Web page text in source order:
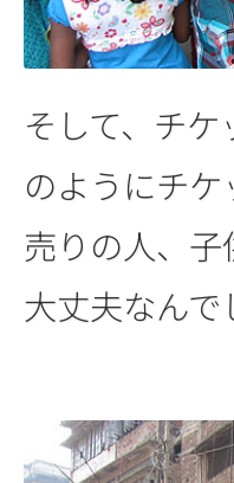
そして、チ
のようにチ
売りの人、
大丈夫なんで